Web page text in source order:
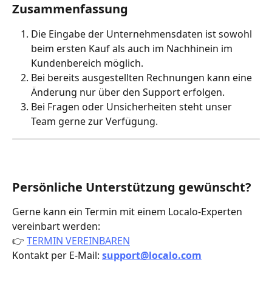
Zusammenfassung
Die Eingabe der Unternehmensdaten ist sowohl
beim ersten Kauf als auch im Nachhinein im
Kundenbereich möglich.
Bei bereits ausgestellten Rechnungen kann eine
Änderung nur über den Support erfolgen.
Bei Fragen oder Unsicherheiten steht unser
Team gerne zur Verfügung.
Persönliche Unterstützung gewünscht?
Gerne kann ein Termin mit einem Localo-Experten
vereinbart werden:
👉 TERMIN VEREINBAREN
Kontakt per E-Mail: support@localo.com